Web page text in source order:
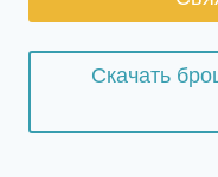
Скачать